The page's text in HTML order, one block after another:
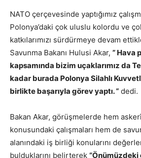
NATO çerçevesinde yaptığımız
Polonya’daki çok uluslu kolordu ve
katkılarımızı sürdürmeye devam
Savunma Bakanı Hulusi Akar, ” Hava
kapsamında bizim uçaklarımız da
kadar burada Polonya Silahlı
birlikte başarıyla görev yaptı. “ dedi.
Bakan Akar, görüşmelerde hem
konusundaki çalışmaları hem de
alanındaki iş birliği konularını
bulduklarını belirterek